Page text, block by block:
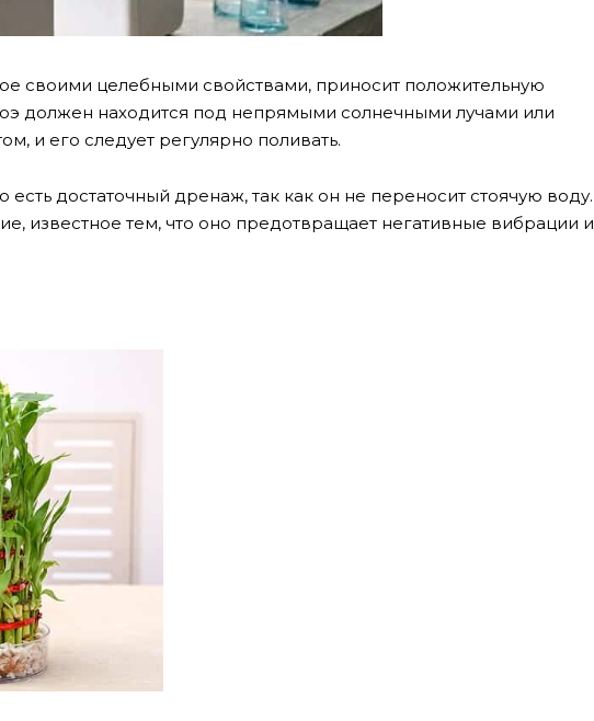
своими целебными свойствами, приносит положительную
должен находится под непрямыми солнечными лучами или
и его следует регулярно поливать.
есть достаточный дренаж, так как он не переносит стоячую воду.
известное тем, что оно предотвращает негативные вибрации и